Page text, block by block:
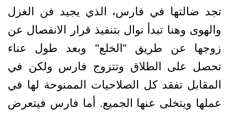
تجد ضالتها في فارس، الذي يجيد فن الغزل
والهوى وهنا تبدأ نوال بتنفيذ قرار الانفصال عن
زوجها عن طريق "الخلع" وبعد طول عناء
تحصل على الطلاق وتتزوج فارس ولكن في
المقابل تفقد كل الصلاحيات الممنوحة لها في
عملها ويتخلى عنها الجميع. أما فارس فيتعرض